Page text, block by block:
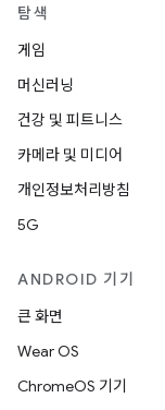
탐색
게임
머신러닝
건강 및 피트니스
카메라 및 미디어
개인정보처리방침
5G
ANDROID 기기
큰 화면
Wear OS
ChromeOS 기기